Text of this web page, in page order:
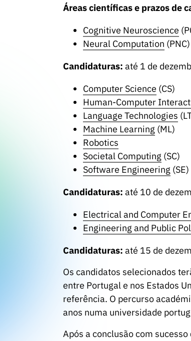
Áreas científicas e prazos de
Cognitive Neuroscience
Neural Computation (PNC)
Candidaturas: até 1 de
Computer Science (CS)
Human-Computer
Language Technologies
Machine Learning (ML)
Robotics
Societal Computing (SC)
Software Engineering (SE)
Candidaturas: até 10 de
Electrical and Computer
Engineering and Public
Candidaturas: até 15 de
Os candidatos selecionados
entre Portugal e nos Estados
referência. O percurso
anos numa universidade
Após a conclusão com